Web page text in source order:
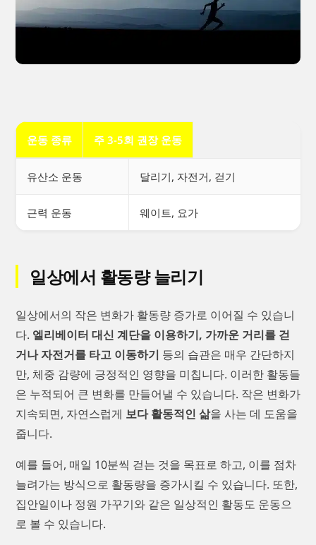
운동 종류 주 3-5회 권장 운동
유산소 운동 달리기, 자전거, 걷기
근력 운동 웨이트, 요가
일상에서 활동량 늘리기
일상에서의 작은 변화가 활동량 증가로 이어질 수 있습니
다. 엘리베이터 대신 계단을 이용하기, 가까운 거리를 걷
거나 자전거를 타고 이동하기 등의 습관은 매우 간단하지
만, 체중 감량에 긍정적인 영향을 미칩니다. 이러한 활동들
은 누적되어 큰 변화를 만들어낼 수 있습니다. 작은 변화가
지속되면, 자연스럽게 보다 활동적인 삶을 사는 데 도움을
줍니다.
예를 들어, 매일 10분씩 걷는 것을 목표로 하고, 이를 점차
늘려가는 방식으로 활동량을 증가시킬 수 있습니다. 또한,
집안일이나 정원 가꾸기와 같은 일상적인 활동도 운동으
로 볼 수 있습니다.